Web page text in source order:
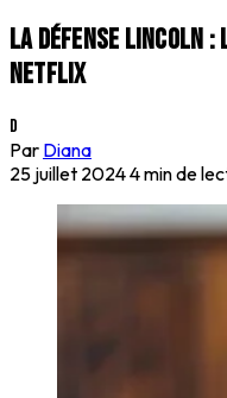
La défense Lincoln
Netflix
D
Par Diana
25 juillet 20244 min de